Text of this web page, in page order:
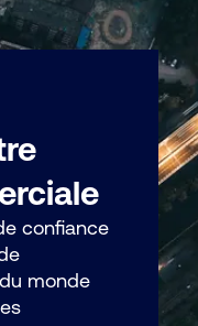
confiance
monde